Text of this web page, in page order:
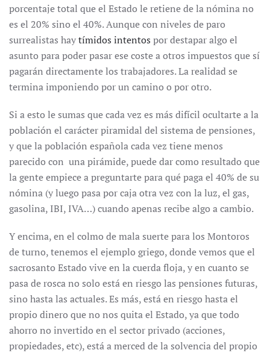
porcentaje total que el Estado le retiene de la nómina no
es el 20% sino el 40%. Aunque con niveles de paro
surrealistas haytímidos intentos por destapar algo el
asunto para poder pasar ese coste a otros impuestos que sí
pagarán directamente los trabajadores. La realidad se
termina imponiendo por un camino o por otro.
Si a esto le sumas que cada vez es más difícil ocultarte a la
población el carácter piramidal del sistema de pensiones,
y que la población española cada vez tiene menos
parecido con una pirámide, puede dar como resultado que
la gente empiece a preguntarte para qué paga el 40% de su
nómina (y luego pasa por caja otra vez con la luz, el gas,
gasolina, IBI, IVA…) cuando apenas recibe algo a cambio.
Y encima, en el colmo de mala suerte para los Montoros
de turno, tenemos el ejemplo griego, donde vemos que el
sacrosanto Estado vive en la cuerda floja, y en cuanto se
pasa de rosca no solo está en riesgo las pensiones futuras,
sino hasta las actuales. Es más, está en riesgo hasta el
propio dinero que no nos quita el Estado, ya que todo
ahorro no invertido en el sector privado (acciones,
propiedades, etc), está a merced de la solvencia del propio